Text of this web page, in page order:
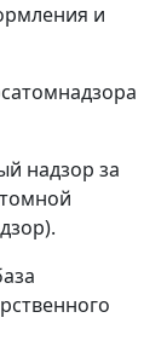
и
надзор за